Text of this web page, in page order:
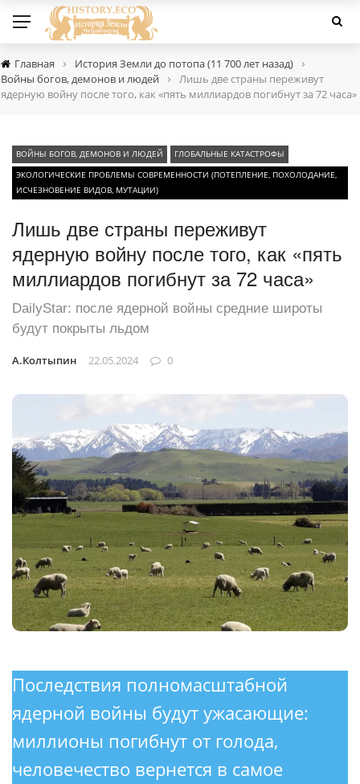
Главная › История Земли до потопа (11 700 лет назад) ›
Войны богов, демонов и людей ›
Лишь две страны переживут
ядерную войну после того, как «пять миллиардов погибнут за 72 часа»
ВОЙНЫ БОГОВ, ДЕМОНОВ И ЛЮДЕЙ
ГЛОБАЛЬНЫЕ КАТАСТРОФЫ
ЭКОЛОГИЧЕСКИЕ ПРОБЛЕМЫ СОВРЕМЕННОСТИ (ПОТЕПЛЕНИЕ, ПОХОЛОДАНИЕ,
ИСЧЕЗНОВЕНИЕ ВИДОВ, МУТАЦИИ)
Лишь две страны переживут
ядерную войну после того, как «пять
миллиардов погибнут за 72 часа»
DailyStar: после ядерной войны средние широты
будут покрыты льдом
А.Колтыпин 22.05.2024 0
Последствия полномасштабной
ядерной войны будут ужасающие:
миллионы погибнут от голода,
человечество вернется в самое